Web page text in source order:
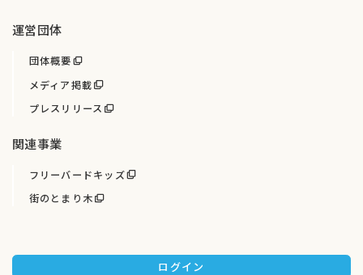
運営団体
団体概要
メディア掲載
プレスリリース
関連事業
フリーバードキッズ
街のとまり木
ログイン